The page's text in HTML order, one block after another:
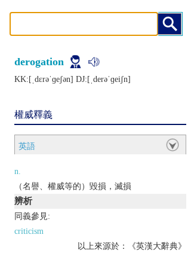
derogation
KK:[ˌdɛrǝˈɡеʃǝn] DJ:[ˌdеrǝˈɡеiʃn]
權威釋義
英語
n.
（名譽、權威等的）毀損，滅損
辨析
同義參見:
criticism
以上來源於：《英漢大辭典》